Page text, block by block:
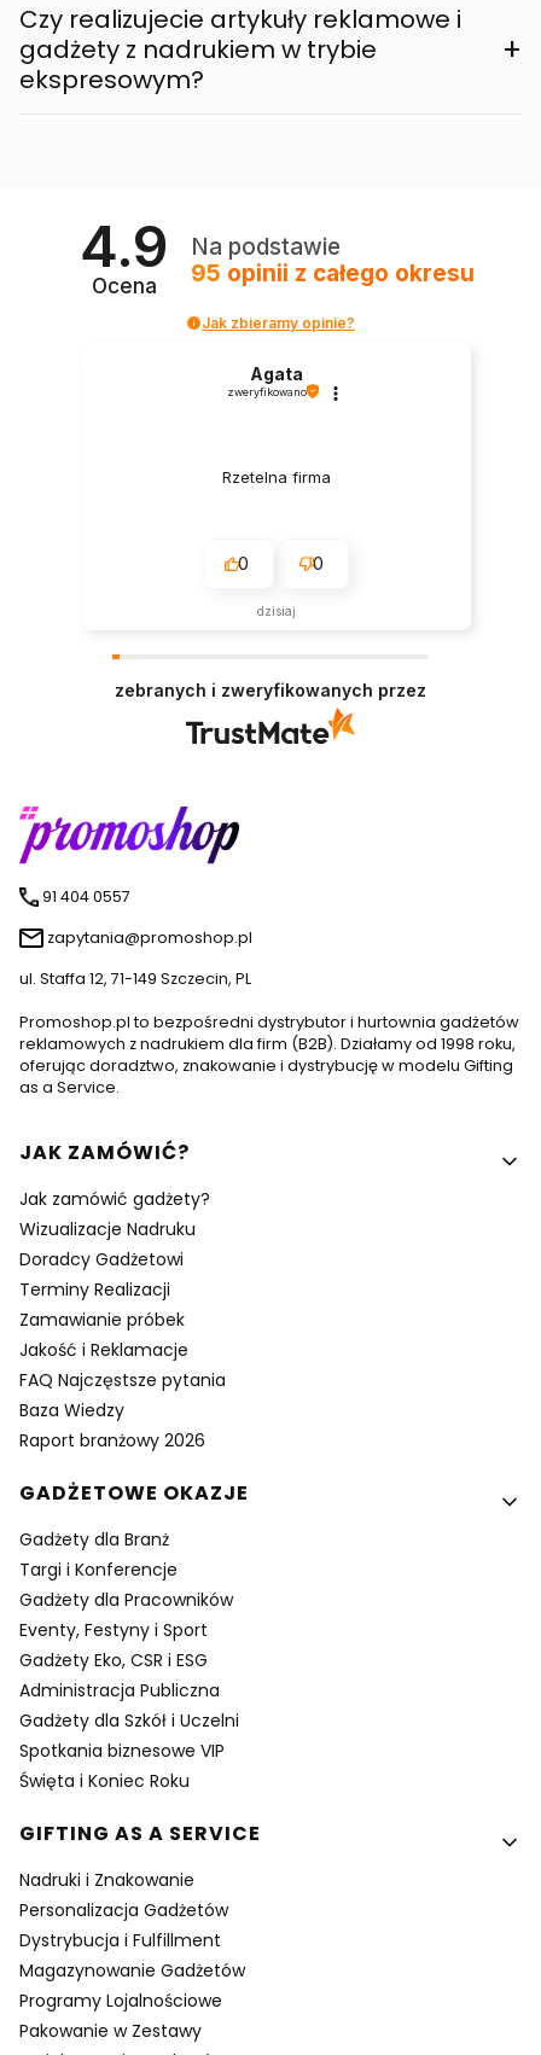
Czy realizujecie artykuły reklamowe i
gadżety z nadrukiem w trybie
ekspresowym?
+
4.9
Ocena
Na podstawie
95 opinii z całego okresu
Jak zbieramy opinie?
Agata
zweryfikowano
Rzetelna firma
0 0
dzisiaj
zebranych i zweryfikowanych przez
91 404 0557
zapytania@promoshop.pl
ul. Staffa 12, 71-149 Szczecin, PL
Promoshop.pl to bezpośredni dystrybutor i hurtownia gadżetów
reklamowych z nadrukiem dla firm (B2B). Działamy od 1998 roku,
oferując doradztwo, znakowanie i dystrybucję w modelu Gifting
as a Service.
Linki w stopce
JAK ZAMÓWIĆ?
Jak zamówić gadżety?
Wizualizacje Nadruku
Doradcy Gadżetowi
Terminy Realizacji
Zamawianie próbek
Jakość i Reklamacje
FAQ Najczęstsze pytania
Baza Wiedzy
Raport branżowy 2026
GADŻETOWE OKAZJE
Gadżety dla Branż
Targi i Konferencje
Gadżety dla Pracowników
Eventy, Festyny i Sport
Gadżety Eko, CSR i ESG
Administracja Publiczna
Gadżety dla Szkół i Uczelni
Spotkania biznesowe VIP
Święta i Koniec Roku
GIFTING AS A SERVICE
Nadruki i Znakowanie
Personalizacja Gadżetów
Dystrybucja i Fulfillment
Magazynowanie Gadżetów
Programy Lojalnościowe
Pakowanie w Zestawy